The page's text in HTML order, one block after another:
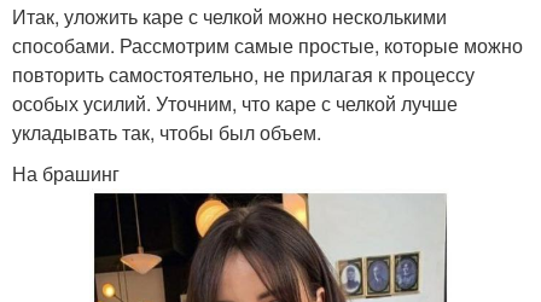
Итак, уложить каре с челкой можно несколькими
способами. Рассмотрим самые простые, которые можно
повторить самостоятельно, не прилагая к процессу
особых усилий. Уточним, что каре с челкой лучше
укладывать так, чтобы был объем.
На брашинг